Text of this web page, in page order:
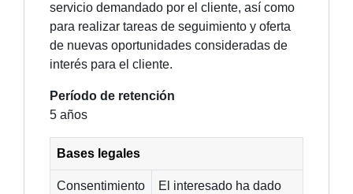
servicio demandado por el cliente, así como
para realizar tareas de seguimiento y oferta
de nuevas oportunidades consideradas de
interés para el cliente.
Período de retención
5 años
Bases legales
Consentimiento
El interesado ha dado